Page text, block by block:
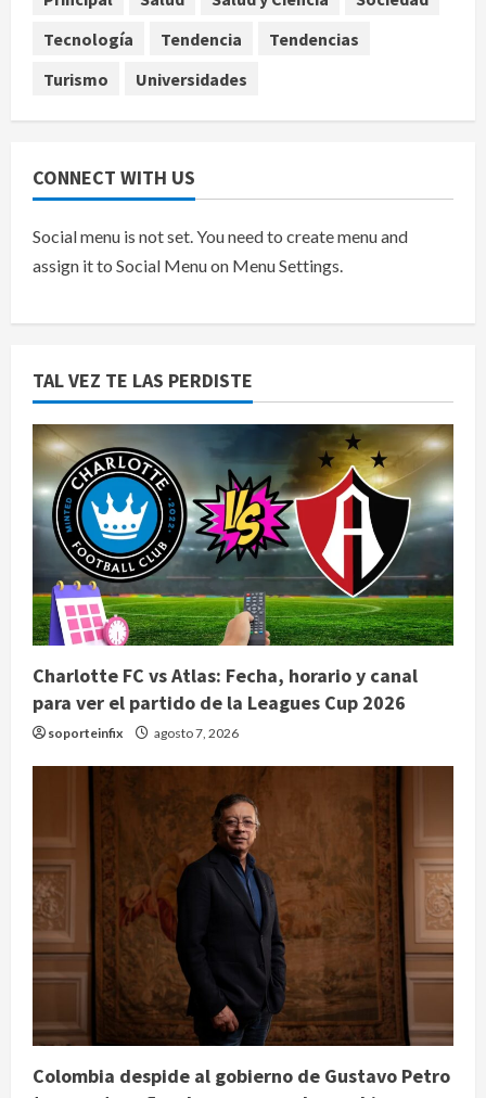
agosto 7, 2026
Tecnología
Tendencia
Tendencias
Turismo
Universidades
CONNECT WITH US
Social menu is not set. You need to create menu and
assign it to Social Menu on Menu Settings.
TAL VEZ TE LAS PERDISTE
Charlotte FC vs Atlas: Fecha, horario y canal
para ver el partido de la Leagues Cup 2026
soporteinfix agosto 7, 2026
Colombia despide al gobierno de Gustavo Petro